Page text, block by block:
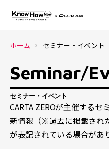
ホーム セミナー・イベント
Seminar/
セミナー・イベント
CARTA ZEROが主催するセ
新情報（※過去に掲載され
が表記されている場合があ